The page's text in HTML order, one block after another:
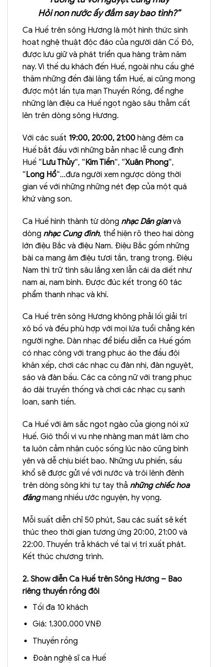
Hỏi non nước ấy đắm say bao tình?”
Ca Huế trên sông Hương là một hình thức sinh
hoạt nghệ thuật độc đáo của người dân Cố Đô,
được lưu giữ và phát triển qua hàng trăm năm
nay. Vì thế du khách đến Huế, ngoài nhu cầu ghé
thăm những đền đài lăng tẩm Huế, ai cũng mong
được một lần tựa mạn Thuyền Rồng, để nghe
những làn điệu ca Huế ngọt ngào sâu thẳm cất
lên trên dòng sông Hương.
Với các suất 19:00, 20:00, 21:00 hàng đêm ca
Huế bắt đầu với những bản nhạc lễ cung đình
Huế “Lưu Thủy“, “Kim Tiền“, “Xuân Phong“,
“Long Hổ“…đưa người xem ngược dòng thời
gian về với những những nét đẹp của một quá
khứ vàng son.
Ca Huế hình thành từ dòng nhạc Dân gian và
dòng nhạc Cung đình, thể hiện rõ theo hai dòng
lớn điệu Bắc và điệu Nam. Điệu Bắc gồm những
bài ca mang âm điệu tươi tắn, trang trọng. Điệu
Nam thì trữ tình sâu lắng xen lẫn cái da diết như
nam ai, nam bình. Được đúc kết trong 60 tác
phẩm thanh nhạc và khí.
Ca Huế trên sông Hương không phải lối giải trí
xô bồ và đều phù hợp với mọi lứa tuổi chẳng kén
người nghe. Dàn nhạc để biểu diễn ca Huế gồm
có nhạc công với trang phục áo the đầu đội
khăn xếp, chơi các nhạc cụ đàn nhị, đàn nguyệt,
sáo và đàn bầu. Các ca công nữ với trang phục
áo dài truyền thống và chơi các nhạc cụ sanh
loan, sanh tiền.
Ca Huế với âm sắc ngọt ngào của giọng nói xứ
Huế. Gió thổi vi vu nhẹ nhàng man mát làm cho
ta luôn cảm nhận cuộc sống lúc nào cũng bình
yên và dễ chịu biết bao. Những ưu phiền, sầu
khổ sẽ được gửi về với nước và trôi lênh đênh
trên dòng sông khi tự tay thả những chiếc hoa
đăngmang nhiều ước nguyện, hy vọng.
Mỗi suất diễn chỉ 50 phút, Sau các suất sẽ kết
thúc theo thời gian tương ứng 20:00, 21:00 và
22:00. Thuyền trả khách về tại vị trí xuất phát.
Kết thúc chương trình.
2. Show diễn Ca Huế trên Sông Hương – Bao
riêng thuyền rồng đôi
Tối đa 10 khách
Giá: 1.300.000 VNĐ
Thuyền rồng
Đoàn nghệ sĩ ca Huế